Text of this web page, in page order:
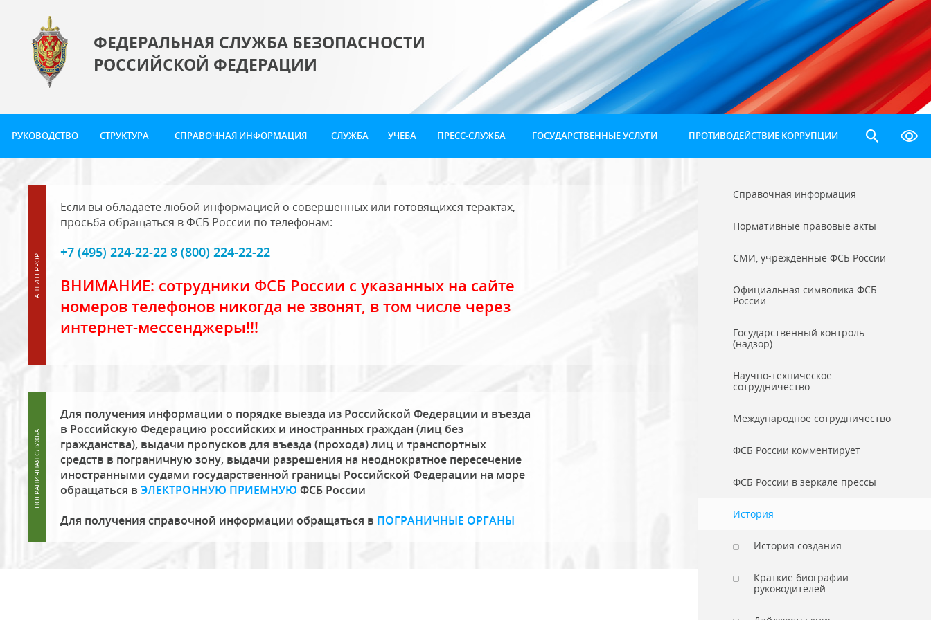
ФЕДЕРАЛЬНАЯ СЛУЖБА БЕЗОПАСНОСТИ
РОССИЙСКОЙ ФЕДЕРАЦИИ
РУКОВОДСТВО СТРУКТУРА СПРАВОЧНАЯ ИНФОРМАЦИЯ СЛУЖБА УЧЕБА ПРЕСС-СЛУЖБА ГОСУДАРСТВЕННЫЕ УСЛУГИ ПРОТИВОДЕЙСТВИЕ КОРРУПЦИИ
Если вы обладаете любой информацией о совершенных или готовящихся терактах,
просьба обращаться в ФСБ России по телефонам:
+7 (495) 224-22-22 8 (800) 224-22-22
ВНИМАНИЕ: сотрудники ФСБ России с указанных на сайте
номеров телефонов никогда не звонят, в том числе через
интернет-мессенджеры!!!
Для получения информации о порядке выезда из Российской Федерации и въезда
в Российскую Федерацию российских и иностранных граждан (лиц без
гражданства), выдачи пропусков для въезда (прохода) лиц и транспортных
средств в пограничную зону, выдачи разрешения на неоднократное пересечение
иностранными судами государственной границы Российской Федерации на море
обращаться в ЭЛЕКТРОННУЮ ПРИЕМНУЮ ФСБ России
Для получения справочной информации обращаться в ПОГРАНИЧНЫЕ ОРГАНЫ
Справочная информация
Нормативные правовые акты
СМИ, учреждённые ФСБ России
Официальная символика ФСБ
России
Государственный контроль
(надзор)
Научно-техническое
сотрудничество
Международное сотрудничество
ФСБ России комментирует
ФСБ России в зеркале прессы
История
История создания
Краткие биографии
руководителей